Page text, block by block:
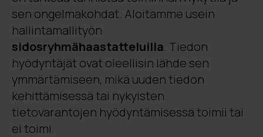
sen ongelmakohdat. Aloitamme usein
hallintamallityön
sidosryhmähaastatteluilla. Tiedon
hyödyntäjät ovat oleellisin lähde sen
ymmärtämiseen, mikä uuden tiedon
kehittämisessä tai nykyisten
tietovarantojen hyödyntämisessä toimii tai
ei toimi.